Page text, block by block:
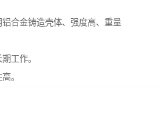
合金铸造壳体、强度高、重量
工作。
。